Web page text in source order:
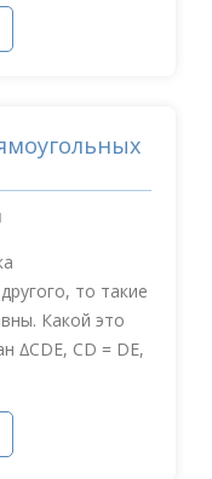
то такие
Какой это
∆CDE, CD = DE,